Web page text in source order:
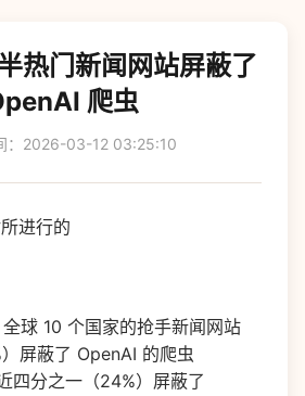
热门新闻网站屏蔽了
爬虫
：2026-03-12 03:25:10
进行的
球 10 个国家的抢手新闻网站
屏蔽了 OpenAI 的爬虫
四分之一（24%）屏蔽了